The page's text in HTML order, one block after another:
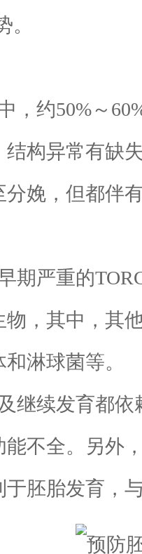
约50%～
构异常有缺
娩，但都伴
严重的
，其中，其
淋球菌等。
续发育都依
不全。另外
胚胎发育，